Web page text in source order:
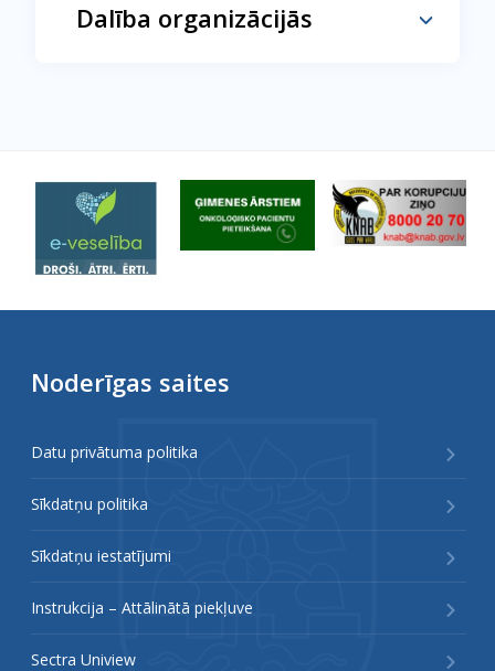
Dalība organizācijās
Noderīgas saites
Datu privātuma politika
Sīkdatņu politika
Sīkdatņu iestatījumi
Instrukcija – Attālinātā piekļuve
Sectra Uniview